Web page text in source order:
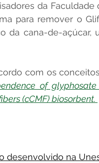
da
para remover o
da cana-de-açúcar,
com os
of
(cCMF) biosorbent.
desenvolvido na